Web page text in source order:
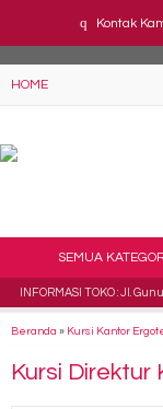
q Kontak
HOME
SEMUA
INFORMASI TOKO : Jl.
Beranda » Kursi Kantor
Kursi Direktur